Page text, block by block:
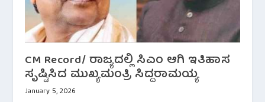
CM Record/ ರಾಜ್ಯದಲ್ಲಿ ಸಿಎಂ ಆಗಿ ಇತಿಹಾಸ
ಸೃಷ್ಟಿಸಿದ ಮುಖ್ಯಮಂತ್ರಿ ಸಿದ್ದರಾಮಯ್ಯ
January 5, 2026